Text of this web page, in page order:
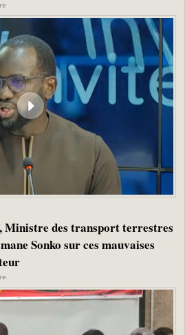
Ministre des transport terrestres
Sonko sur ces mauvaises